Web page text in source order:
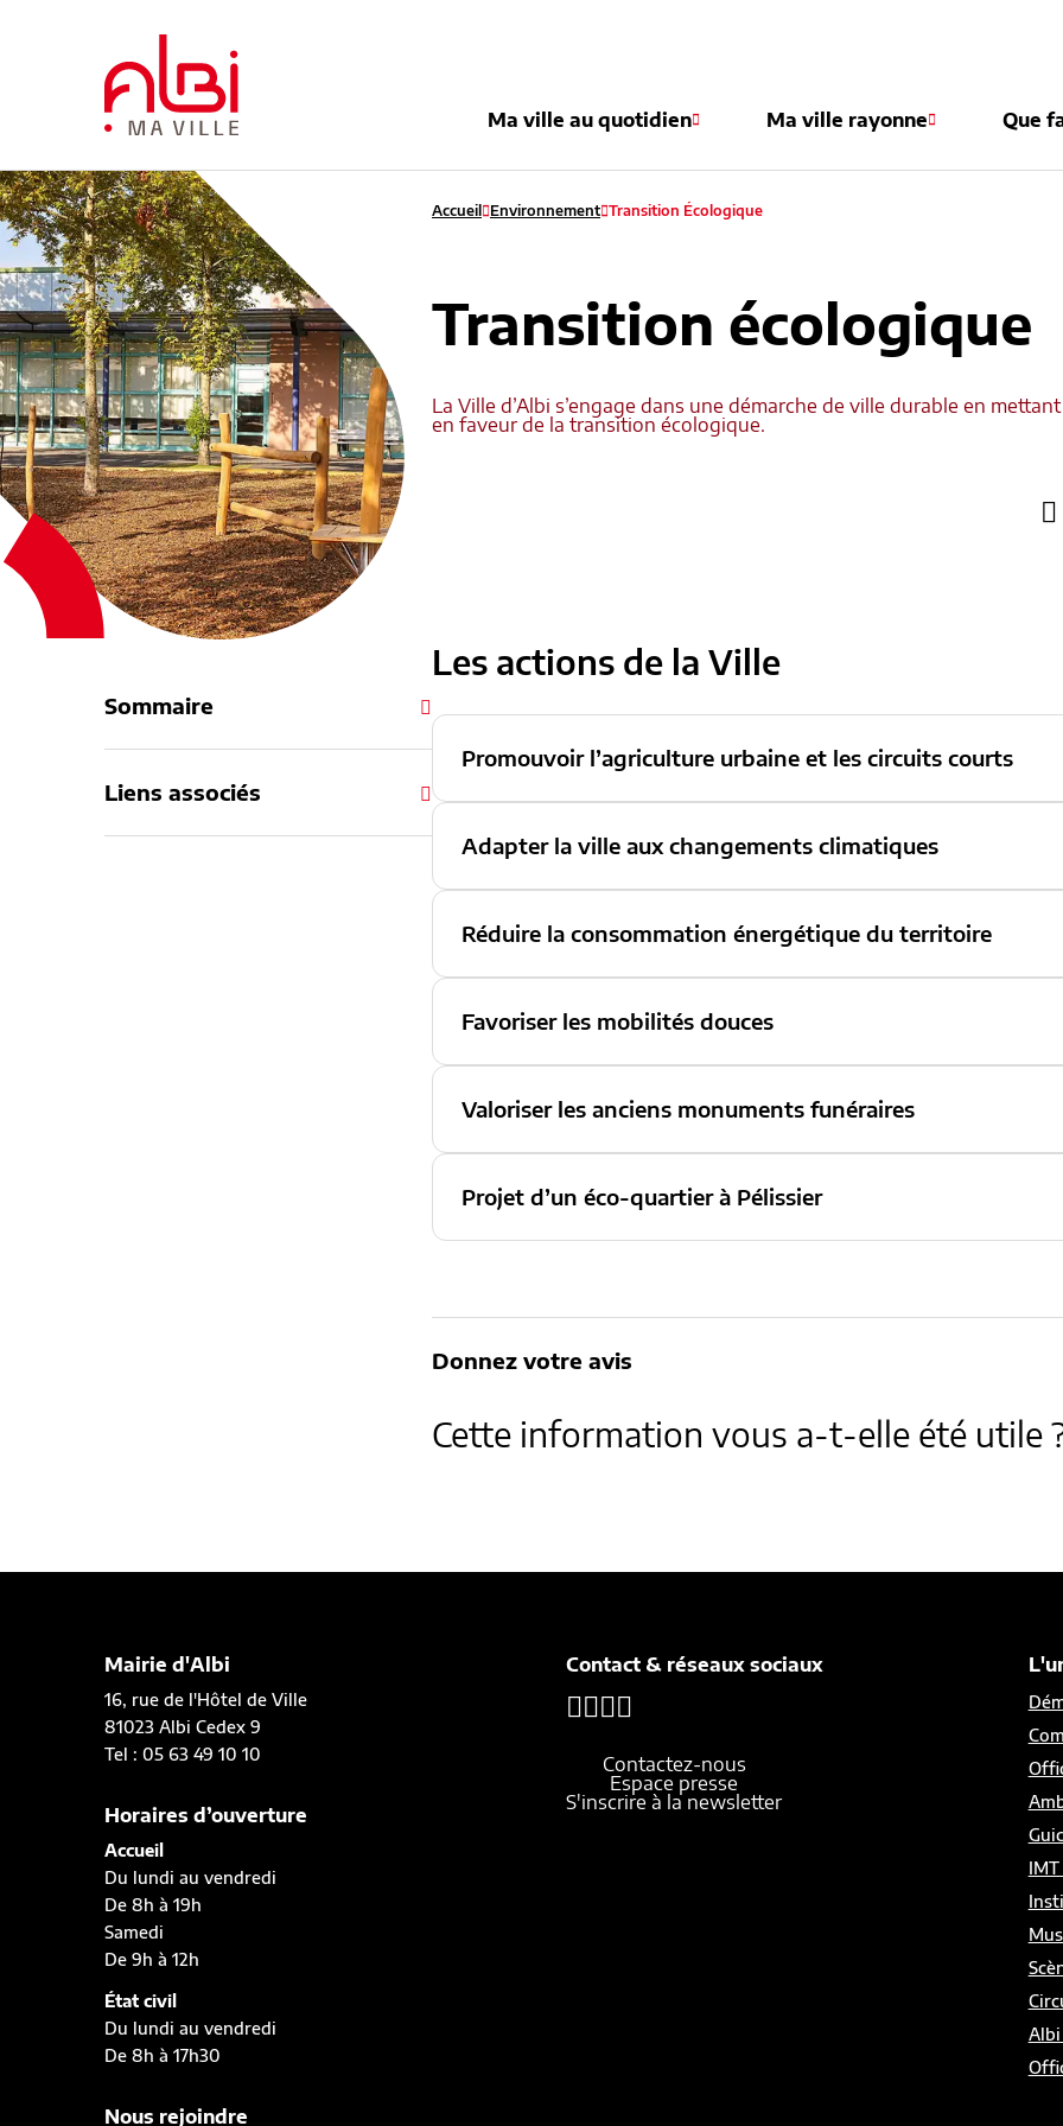
Contenu
Ma ville au quotidien Ma ville rayonne Que
Sommaire
Liens associés
Accueil Environnement Transition Écologique
Transition écologique
La Ville d’Albi s’engage dans une démarche de ville durable en
en faveur de la transition écologique.
Les actions de la Ville
Promouvoir l’agriculture urbaine et les circuits courts
Adapter la ville aux changements climatiques
Réduire la consommation énergétique du territoire
Favoriser les mobilités douces
Valoriser les anciens monuments funéraires
Projet d’un éco-quartier à Pélissier
Donnez votre avis
Cette information vous a-t-elle été utile
Mairie d'Albi
16, rue de l'Hôtel de Ville
81023 Albi Cedex 9
Tel : 05 63 49 10 10
Horaires d’ouverture
Accueil
Du lundi au vendredi
De 8h à 19h
Samedi
De 9h à 12h
État civil
Du lundi au vendredi
De 8h à 17h30
Nous rejoindre
Contact & réseaux sociaux
Contactez-nous
Espace presse
S'inscrire à la newsletter
Albi